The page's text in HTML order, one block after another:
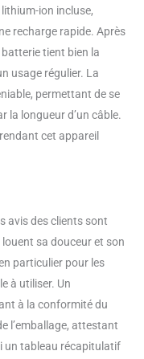
choisir selon vos
ongles
de 2
rotation, dans le
d'une montre
contraire des
montre. Il est
Tout ce dont
de qualité, un
poussière en
un câble
de type C, et une
ongles.
ion incluse,
recharge rapide. Après
tient bien la
usage régulier. La
permettant de se
la longueur d’un câble.
cet appareil
avis des clients sont
sa douceur et son
particulier pour les
à utiliser. Un
à la conformité du
l’emballage, attestant
un tableau récapitulatif